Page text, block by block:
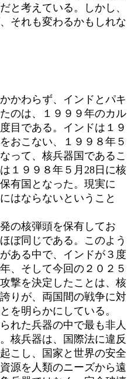
と考えている。しかし、
それも変わるかもしれな
かわらず、インドとパキ
のは、１９９９年のカル
目である。インドは１９
おこない、１９９８年５
って、核兵器国であるこ
１９９８年５月28日に核
有国となった。現実に
はならないということ
の核弾頭を保有してお
ぼ同じである。このよう
ある中で、インドが３度
、そして今回の２０２５
撃を決定したことは、核
りが、両国間の戦争に対
を明らかにしている。
れた兵器の中で最も非人
核兵器は、国際法に違反
こし、国家と世界の安全
源を人類のニーズから遠